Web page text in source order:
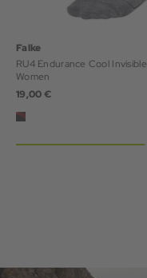
Falke
RU4 Endurance Cool Invisible
Women
19,00 €